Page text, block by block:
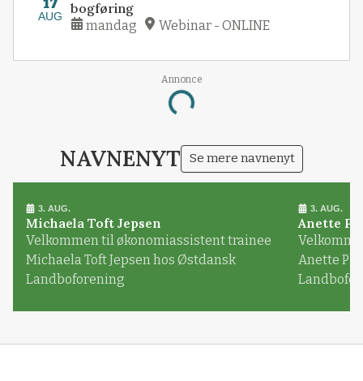
17
AUG
bogføring
mandag Webinar - ONLINE
Annonce
Loading...
NAVNENYT Se mere navnenyt
3. AUG.
Michaela Toft Jepsen
Velkommen til økonomiassistent trainee
Michaela Toft Jepsen hos Østdansk
Landboforening
3. AUG.
Anette
Anette